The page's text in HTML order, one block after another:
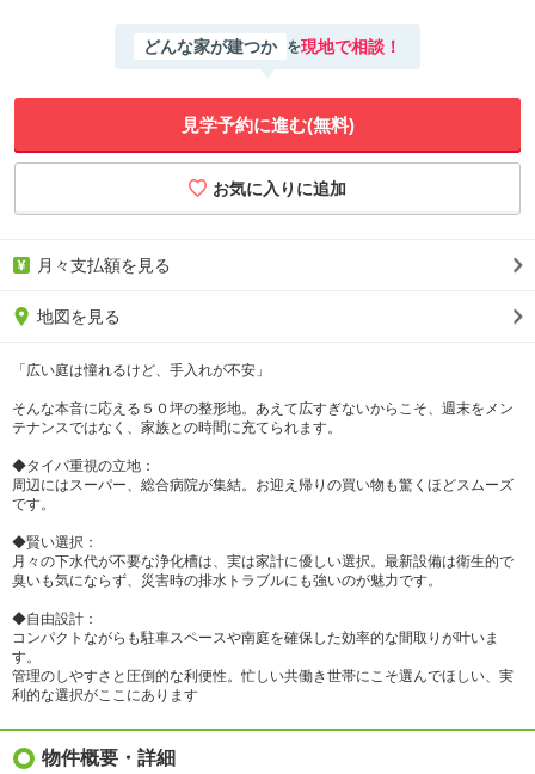
どんな家が建つか を現地で相談！
見学予約に進む(無料)
月々支払額を見る
地図を見る
「広い庭は憧れるけど、手入れが不安」
そんな本音に応える５０坪の整形地。あえて広すぎないからこそ、週末をメン
テナンスではなく、家族との時間に充てられます。
◆タイパ重視の立地：
周辺にはスーパー、総合病院が集結。お迎え帰りの買い物も驚くほどスムーズ
です。
◆賢い選択：
月々の下水代が不要な浄化槽は、実は家計に優しい選択。最新設備は衛生的で
臭いも気にならず、災害時の排水トラブルにも強いのが魅力です。
◆自由設計：
コンパクトながらも駐車スペースや南庭を確保した効率的な間取りが叶いま
す。
管理のしやすさと圧倒的な利便性。忙しい共働き世帯にこそ選んでほしい、実
利的な選択がここにあります
物件概要・詳細